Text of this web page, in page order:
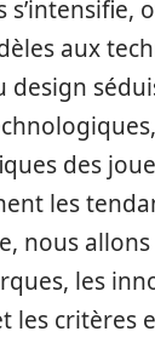
s’intensifie,
aux
design
des
les
nous
les
les critères